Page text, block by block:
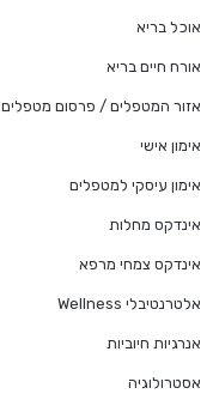
אוכל בריא
אורח חיים בריא
אזור המטפלים / פרסום מטפלים
אימון אישי
אימון עיסקי למטפלים
אינדקס מחלות
אינדקס צמחי מרפא
אלטרנטיבלי Wellness
אנרגיות חיוביות
אסטרולוגיה